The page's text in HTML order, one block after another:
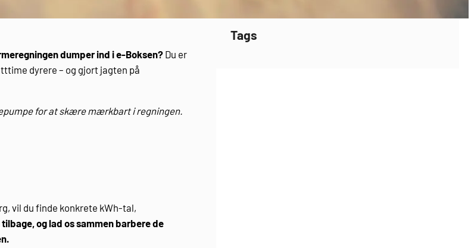
dumper ind i e-Boksen? Du er
dyrere – og gjort jagten på
for at skære mærkbart i regningen.
vil du finde konkrete kWh-tal,
og lad os sammen barbere de
Tags